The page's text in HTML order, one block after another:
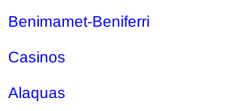
Benimamet-Beniferri
Casinos
Alaquas